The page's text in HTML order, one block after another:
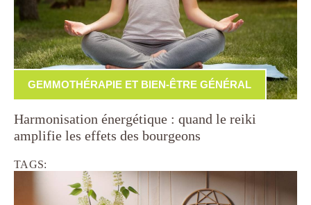
GEMMOTHÉRAPIE ET BIEN-ÊTRE GÉNÉRAL
Harmonisation énergétique : quand le reiki
amplifie les effets des bourgeons
TAGS: